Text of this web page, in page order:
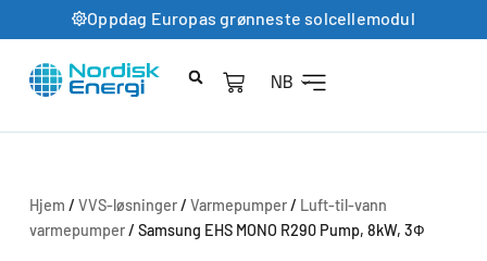
Oppdag Europas grønneste solcellemodul
NB
Hjem / VVS-løsninger/ Varmepumper/ Luft-til-vann
varmepumper/ Samsung EHS MONO R290 Pump, 8kW, 3Ф